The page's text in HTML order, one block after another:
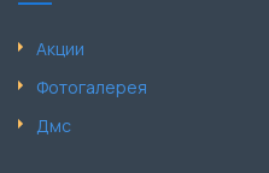
Акции
Фотогалерея
Дмс